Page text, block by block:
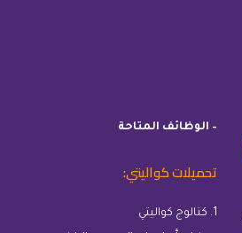
– الوظائف المتاحة
تحميلات كواليتي:
1. كتالوج كواليتي